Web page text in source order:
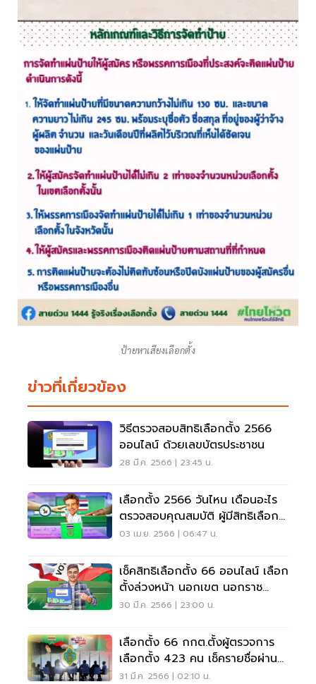
ป้ายหาเสียงเลือกตั้ง
ข่าวที่เกี่ยวข้อง
วิธีตรวจสอบสิทธิเลือกตั้ง 2566
ออนไลน์ ด้วยเลขบัตรประชาชน
28 มี.ค. 2566 | 23:45 น.
เลือกตั้ง 2566 วันไหน เดือนอะไร
ตรวจสอบคุณสมบัติ ผู้มีสิทธิเลือก
ตั้ง
03 เม.ย. 2566 | 06:47 น.
เช็คสิทธิเลือกตั้ง 66 ออนไลน์ เลือก
ตั้งล่วงหน้า นอกเขต นอกราช
อาณาจักร
30 มี.ค. 2566 | 23:00 น.
เลือกตั้ง 66 กกต.ตั้งผู้ตรวจการ
เลือกตั้ง 423 คน เช็ครายชื่อผ่าน
ออนไลน์
31 มี.ค. 2566 | 02:10 น.